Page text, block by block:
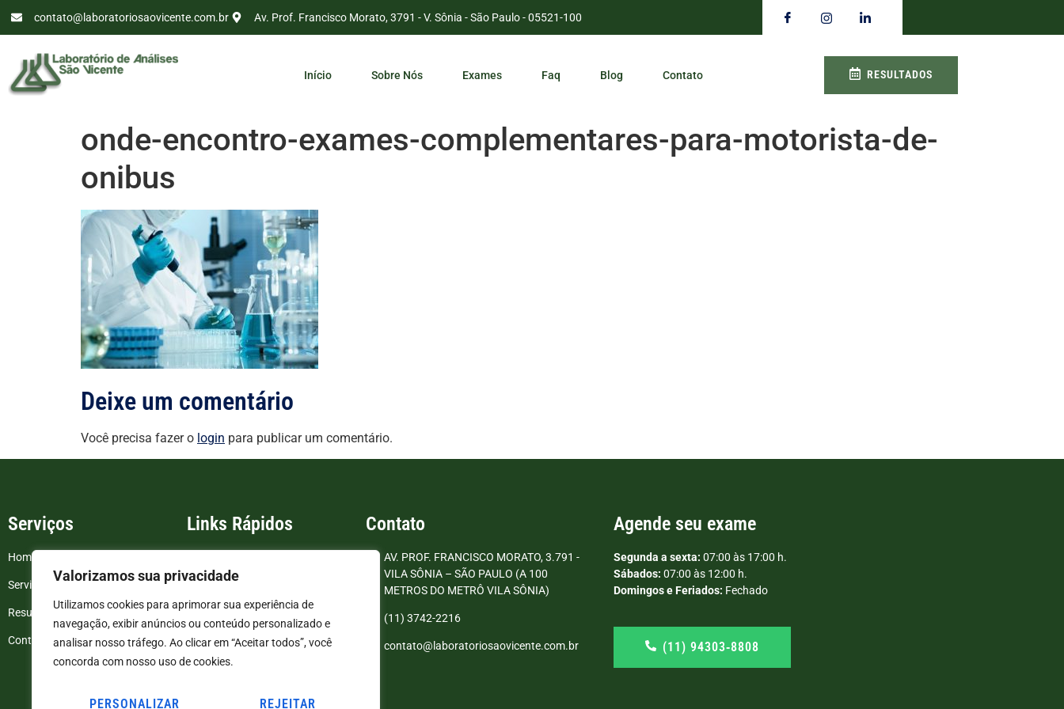
Valorizamos sua privacidade
Utilizamos cookies para aprimorar sua experiência de
navegação, exibir anúncios ou conteúdo personalizado e
analisar nosso tráfego. Ao clicar em “Aceitar todos”, você
concorda com nosso uso de cookies.
PERSONALIZAR REJEITAR
contato@laboratoriosaovicente.com.br Av. Prof. Francisco Morato, 3791 - V. Sônia - São Paulo - 05521-100
Início Sobre Nós Exames Faq Blog Contato RESULTADOS
onde-encontro-exames-complementares-para-motorista-de-
onibus
Deixe um comentário
Você precisa fazer o login para publicar um comentário.
Serviços
Home
Serviços
Resultados de exames
Contato
Links Rápidos
Blog
Politica de Privacidade
Termos e Condições
Contato
AV. PROF. FRANCISCO MORATO, 3.791 -
VILA SÔNIA – SÃO PAULO (A 100
METROS DO METRÔ VILA SÔNIA)
(11) 3742-2216
contato@laboratoriosaovicente.com.br
Agende seu exame
Segunda a sexta: 07:00 às 17:00 h.
Sábados: 07:00 às 12:00 h.
Domingos e Feriados: Fechado
(11) 94303‑8808